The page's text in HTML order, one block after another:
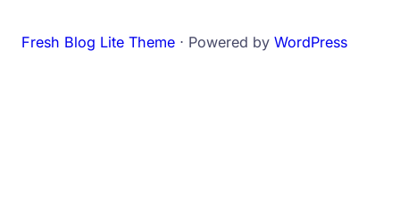
Fresh Blog Lite Theme ⋅ Powered by WordPress